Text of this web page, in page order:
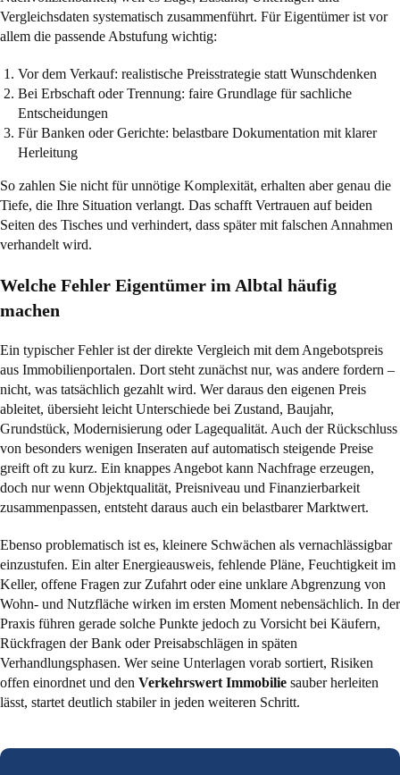
Vergleichsdaten systematisch zusammenführt. Für Eigentümer ist vor
allem die passende Abstufung wichtig:
Vor dem Verkauf: realistische Preisstrategie statt Wunschdenken
Bei Erbschaft oder Trennung: faire Grundlage für sachliche
Entscheidungen
Für Banken oder Gerichte: belastbare Dokumentation mit klarer
Herleitung
So zahlen Sie nicht für unnötige Komplexität, erhalten aber genau die
Tiefe, die Ihre Situation verlangt. Das schafft Vertrauen auf beiden
Seiten des Tisches und verhindert, dass später mit falschen Annahmen
verhandelt wird.
Welche Fehler Eigentümer im Albtal häufig
machen
Ein typischer Fehler ist der direkte Vergleich mit dem Angebotspreis
aus Immobilienportalen. Dort steht zunächst nur, was andere fordern –
nicht, was tatsächlich gezahlt wird. Wer daraus den eigenen Preis
ableitet, übersieht leicht Unterschiede bei Zustand, Baujahr,
Grundstück, Modernisierung oder Lagequalität. Auch der Rückschluss
von besonders wenigen Inseraten auf automatisch steigende Preise
greift oft zu kurz. Ein knappes Angebot kann Nachfrage erzeugen,
doch nur wenn Objektqualität, Preisniveau und Finanzierbarkeit
zusammenpassen, entsteht daraus auch ein belastbarer Marktwert.
Ebenso problematisch ist es, kleinere Schwächen als vernachlässigbar
einzustufen. Ein alter Energieausweis, fehlende Pläne, Feuchtigkeit im
Keller, offene Fragen zur Zufahrt oder eine unklare Abgrenzung von
Wohn- und Nutzfläche wirken im ersten Moment nebensächlich. In der
Praxis führen gerade solche Punkte jedoch zu Vorsicht bei Käufern,
Rückfragen der Bank oder Preisabschlägen in späten
Verhandlungsphasen. Wer seine Unterlagen vorab sortiert, Risiken
offen einordnet und den Verkehrswert Immobilie sauber herleiten
lässt, startet deutlich stabiler in jeden weiteren Schritt.